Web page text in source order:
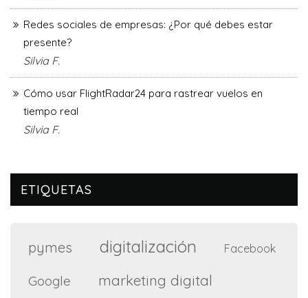
Redes sociales de empresas: ¿Por qué debes estar
presente?
Silvia F.
Cómo usar FlightRadar24 para rastrear vuelos en
tiempo real
Silvia F.
ETIQUETAS
pymes digitalización Facebook
Google marketing digital